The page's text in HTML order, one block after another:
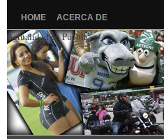
HOME ACERCA DE
Actualidad en Puebla